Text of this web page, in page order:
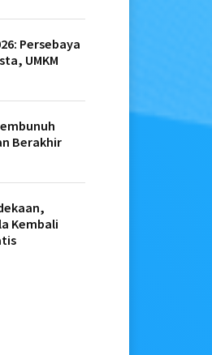
Persebaya
UMKM
Berakhir
Kembali